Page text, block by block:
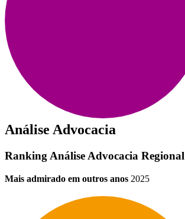
Análise Advocacia
Ranking Análise Advocacia Regional
Mais admirado em outros anos 2025